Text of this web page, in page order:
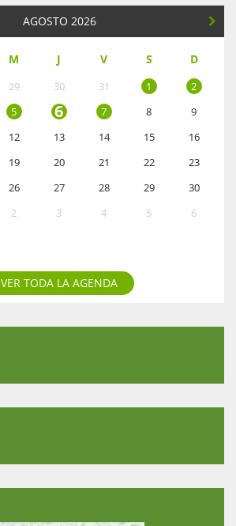
AGOSTO 2026
M J V S D
29 30 31 1
2
5 6 7 8
9
12 13 14 15
16
19 20 21 22
23
26 27 28 29
30
2 3 4 5 6
VER TODA LA AGENDA